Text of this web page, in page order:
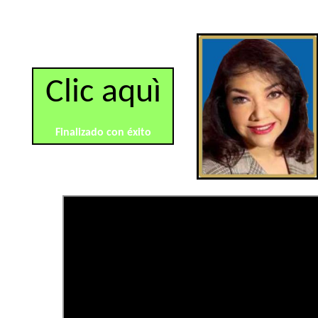
Clic aquì
Finalizado con éxito